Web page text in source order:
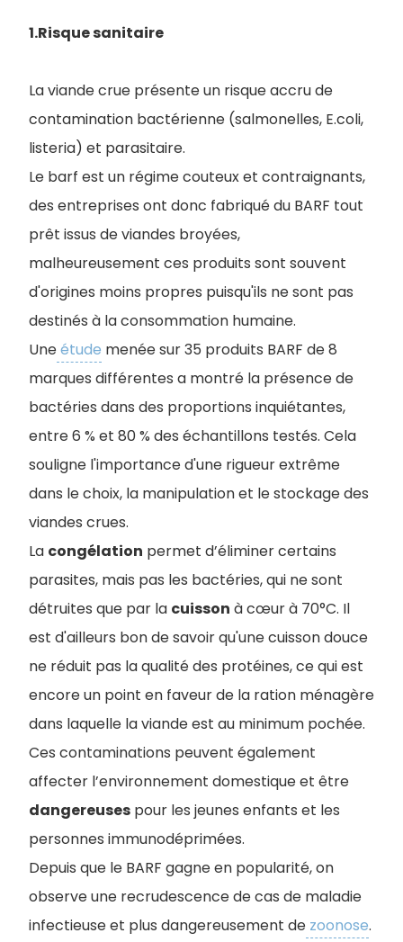
1.Risque sanitaire
La viande crue présente un risque accru de
contamination bactérienne (salmonelles, E.coli,
listeria) et parasitaire.
Le barf est un régime couteux et contraignants,
des entreprises ont donc fabriqué du BARF tout
prêt issus de viandes broyées,
malheureusement ces produits sont souvent
d'origines moins propres puisqu'ils ne sont pas
destinés à la consommation humaine.
Uneétude menée sur 35 produits BARF de 8
marques différentes a montré la présence de
bactéries dans des proportions inquiétantes,
entre 6 % et 80 % des échantillons testés. Cela
souligne l'importance d'une rigueur extrême
dans le choix, la manipulation et le stockage des
viandes crues.
La congélation permet d’éliminer certains
parasites, mais pas les bactéries, qui ne sont
détruites que par la cuisson à cœur à 70°C. Il
est d'ailleurs bon de savoir qu'une cuisson douce
ne réduit pas la qualité des protéines, ce qui est
encore un point en faveur de la ration ménagère
dans laquelle la viande est au minimum pochée.
Ces contaminations peuvent également
affecter l’environnement domestique et être
dangereuses pour les jeunes enfants et les
personnes immunodéprimées.
Depuis que le BARF gagne en popularité, on
observe une recrudescence de cas de maladie
infectieuse et plus dangereusement de zoonose.